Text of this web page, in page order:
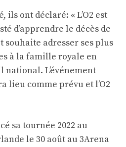
ils ont déclaré: « L’O2 est
d’apprendre le décès de
souhaite adresser ses plus
à la famille royale en
national. L’événement
lieu comme prévu et l’O2
sa tournée 2022 au
le 30 août au 3Arena